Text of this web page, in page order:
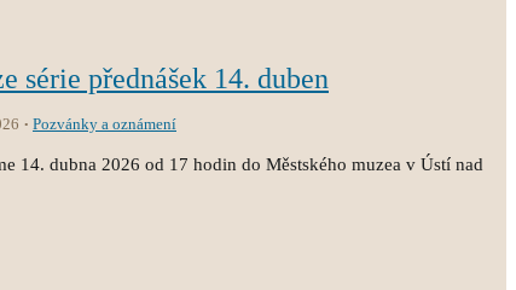
série přednášek 14. duben
Pozvánky a oznámení
14. dubna 2026 od 17 hodin do Městského muzea v Ústí nad